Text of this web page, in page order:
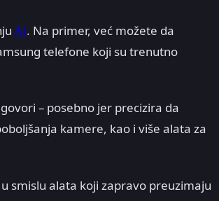
AI. Na primer, već možete da
telefone koji su trenutno
– posebno jer precizira da
kamere, kao i više alata za
smislu alata koji zapravo preuzimaju